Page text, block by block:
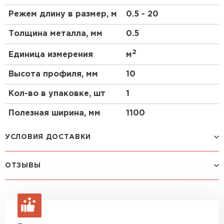
PVDF.
зернохранилища;
фермы;
ангары для хранения техники и самолетов;
временные и постоянные производственные
торговые и выставочные павильоны;
остановочные павильоны;
навесы;
промышленные сооружения.
Режем длину в размер, м 0.5 - 20
Толщина металла, мм 0.5
Единица измерения м2
Высота профиля, мм 10
Кол-во в упаковке, шт 1
Полезная ширина, мм 1100
УСЛОВИЯ ДОСТАВКИ
макс. длина груза 4 м
Машина до 2,5 тн до 32 м3
ОТЗЫВЫ
Еще нет отзывов